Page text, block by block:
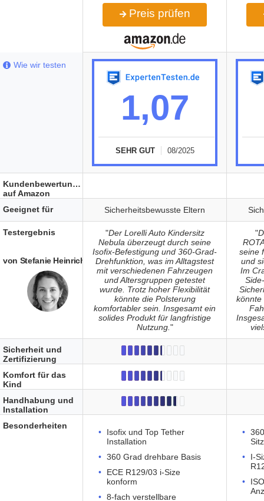
Preis prüfen
1,07
SEHR GUT 08/2025
Sicherheitsbewusste Eltern
"Der Lorelli Auto Kindersitz
Nebula überzeugt durch seine
Isofix-Befestigung und 360-Grad-
Drehfunktion, was im Alltagstest
mit verschiedenen Fahrzeugen
und Altersgruppen getestet
wurde. Trotz hoher Flexibilität
könnte die Polsterung
komfortabler sein. Insgesamt ein
solides Produkt für langfristige
Nutzung. "
"
seine
und
Im
könnte
Isofix und Top Tether
Installation
360 Grad drehbare Basis
ECE R129/03 i-Size
konform
8-fach verstellbare
I-
Wie wir testen
Kundenbewertungen
auf Amazon
Geeignet für
Testergebnis
von Stefanie Heinrich
Sicherheit und
Zertifizierung
Komfort für das
Kind
Handhabung und
Installation
Besonderheiten